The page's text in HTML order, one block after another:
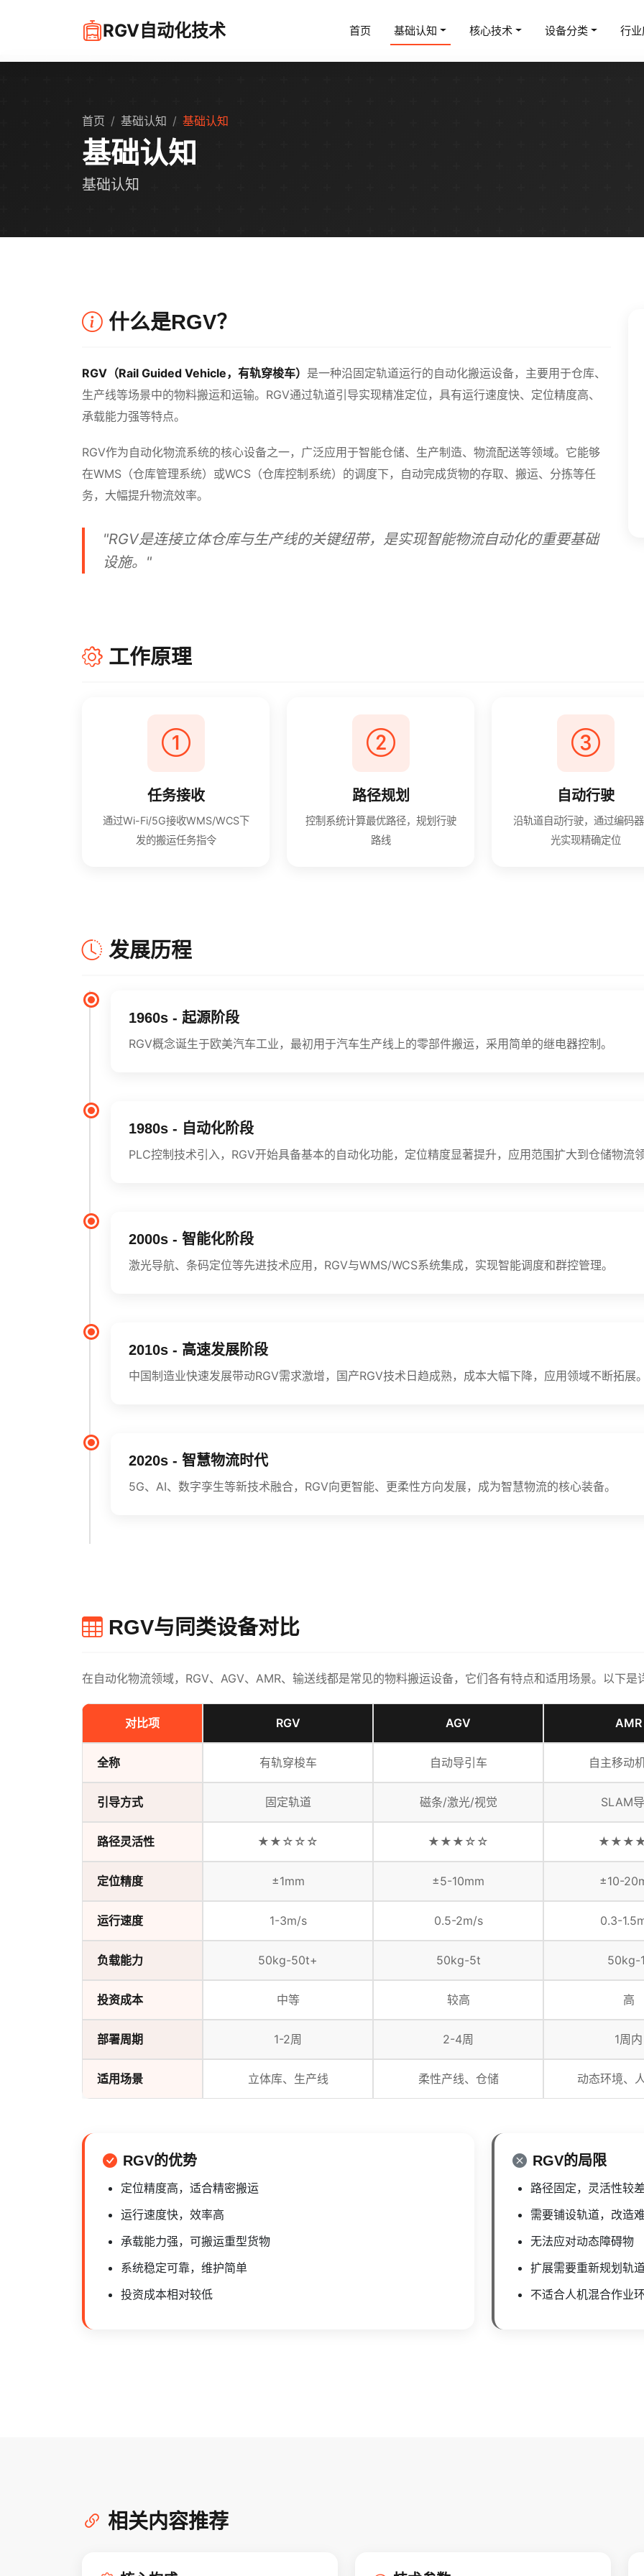
RGV自动化技术 首页 基础认知 核心技术 设备分类 行
首页 基础认知 基础认知
基础认知
基础认知
什么是RGV？
RGV（Rail Guided Vehicle，有轨穿梭车） 是一种沿固定轨道运行的自动化搬运设备，主要用于仓库、
生产线等场景中的物料搬运和运输。RGV通过轨道引导实现精准定位，具有运行速度快、定位精度高、
承载能力强等特点。
RGV作为自动化物流系统的核心设备之一，广泛应用于智能仓储、生产制造、物流配送等领域。它能够
在WMS（仓库管理系统）或WCS（仓库控制系统）的调度下，自动完成货物的存取、搬运、分拣等任
务，大幅提升物流效率。
"RGV是连接立体仓库与生产线的关键纽带，是实现智能物流自动化的重要基础
设施。"
工作原理
任务接收
通过Wi-Fi/5G接收WMS/WCS下
发的搬运任务指令
路径规划
控制系统计算最优路径，规划行驶
路线
自动行驶
沿轨道自动行驶，通过编码
光实现精确定位
发展历程
1960s - 起源阶段
RGV概念诞生于欧美汽车工业，最初用于汽车生产线上的零部件搬运，采用简单的继电器控制。
1980s - 自动化阶段
PLC控制技术引入，RGV开始具备基本的自动化功能，定位精度显著提升，应用范围扩大到仓储物流
2000s - 智能化阶段
激光导航、条码定位等先进技术应用，RGV与WMS/WCS系统集成，实现智能调度和群控管理。
2010s - 高速发展阶段
中国制造业快速发展带动RGV需求激增，国产RGV技术日趋成熟，成本大幅下降，应用领域不断拓展
2020s - 智慧物流时代
5G、AI、数字孪生等新技术融合，RGV向更智能、更柔性方向发展，成为智慧物流的核心装备。
RGV与同类设备对比
在自动化物流领域，RGV、AGV、AMR、输送线都是常见的物料搬运设备，它们各有特点和适用场景。以下是
对比项 RGV AGV AMR
全称 有轨穿梭车 自动导引车 自主移动
引导方式 固定轨道 磁条/激光/视觉 SLAM
路径灵活性 ★★☆☆☆ ★★★☆☆
定位精度 ±1mm ±5-10mm ±10-
运行速度 1-3m/s 0.5-2m/s 0.3-
负载能力 50kg-50t+ 50kg-5t 50kg-
投资成本 中等 较高 高
部署周期 1-2周 2-4周 1周内
适用场景 立体库、生产线 柔性产线、仓储 动态环境、
RGV的优势
定位精度高，适合精密搬运
运行速度快，效率高
承载能力强，可搬运重型货物
系统稳定可靠，维护简单
投资成本相对较低
RGV的局限
路径固定，灵活性较
需要铺设轨道，改造
无法应对动态障碍物
扩展需要重新规划轨
不适合人机混合作业
相关内容推荐